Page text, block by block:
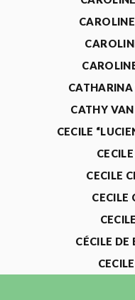
CATHARINA
CATHY
CECILE
CECILE
CECILE
CÉCILE DE